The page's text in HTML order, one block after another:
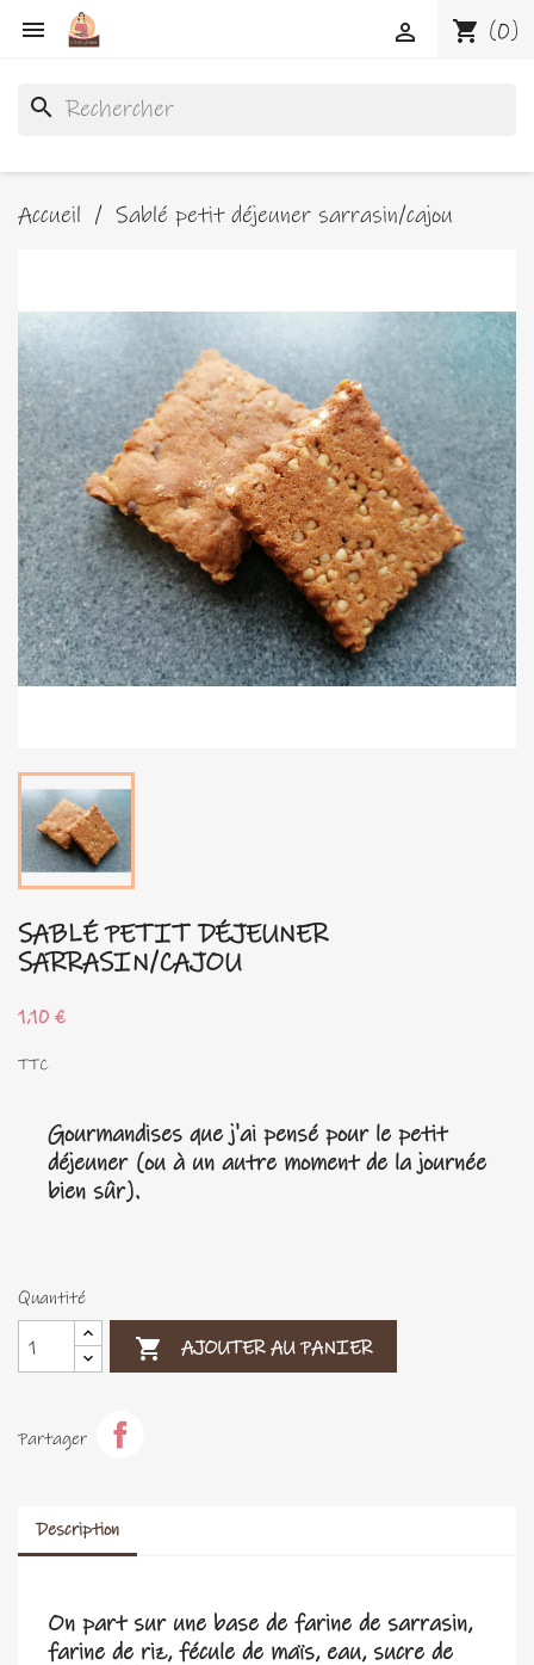
 shopping_cart (0)

search
Accueil Sablé petit déjeuner sarrasin/cajou
SABLÉ PETIT DÉJEUNER
SARRASIN/CAJOU
1,10 €
TTC
Gourmandises que j'ai pensé pour le petit
déjeuner (ou à un autre moment de la journée
bien sûr).
Quantité
 AJOUTER AU PANIER
Partager
Description
On part sur une base de farine de sarrasin,
farine de riz, fécule de maïs, eau, sucre de